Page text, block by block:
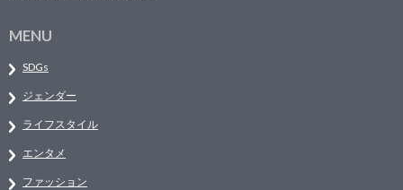
MENU
SDGs
ジェンダー
ライフスタイル
エンタメ
ファッション